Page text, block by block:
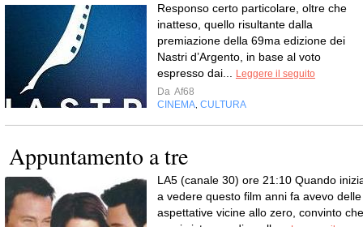
Responso certo particolare, oltre che
inatteso, quello risultante dalla
premiazione della 69ma edizione dei
Nastri d’Argento, in base al voto
espresso dai...
Leggere il seguito
Da Af68
CINEMA CULTURA
Appuntamento a tre
LA5 (canale 30) ore 21:10 Quando
a vedere questo film anni fa avevo delle
aspettative vicine allo zero, convinto che